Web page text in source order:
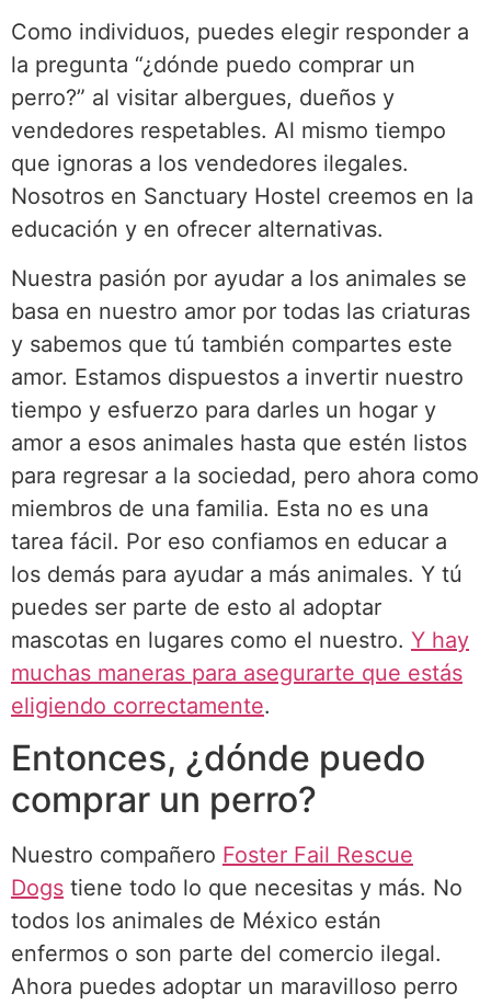
Como individuos, puedes elegir responder a
la pregunta “¿dónde puedo comprar un
perro?” al visitar albergues, dueños y
vendedores respetables. Al mismo tiempo
que ignoras a los vendedores ilegales.
Nosotros en Sanctuary Hostel creemos en la
educación y en ofrecer alternativas.
Nuestra pasión por ayudar a los animales se
basa en nuestro amor por todas las criaturas
y sabemos que tú también compartes este
amor. Estamos dispuestos a invertir nuestro
tiempo y esfuerzo para darles un hogar y
amor a esos animales hasta que estén listos
para regresar a la sociedad, pero ahora como
miembros de una familia. Esta no es una
tarea fácil. Por eso confiamos en educar a
los demás para ayudar a más animales. Y tú
puedes ser parte de esto al adoptar
mascotas en lugares como el nuestro. Y hay
muchas maneras para asegurarte que estás
eligiendo correctamente.
Entonces, ¿dónde puedo
comprar un perro?
Nuestro compañero Foster Fail Rescue
Dogs tiene todo lo que necesitas y más. No
todos los animales de México están
enfermos o son parte del comercio ilegal.
Ahora puedes adoptar un maravilloso perro